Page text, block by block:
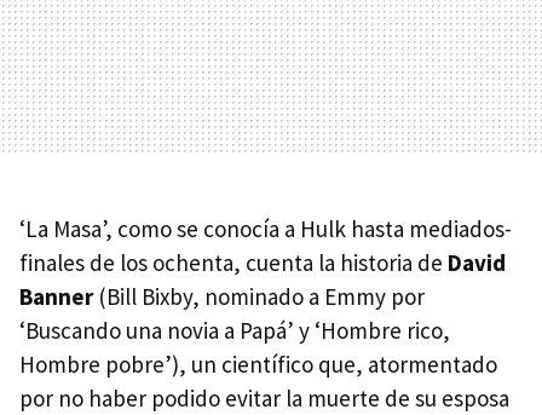
‘La Masa’, como se conocía a Hulk hasta mediados-
finales de los ochenta, cuenta la historia de David
Banner(Bill Bixby, nominado a Emmy por
‘Buscando una novia a Papá’ y ‘Hombre rico,
Hombre pobre’), un científico que, atormentado
por no haber podido evitar la muerte de su esposa